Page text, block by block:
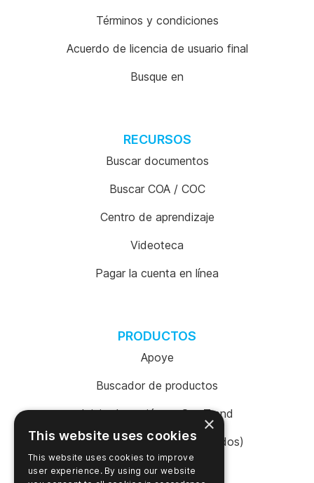
Términos y condiciones
Acuerdo de licencia de usuario final
Busque en
RECURSOS
Buscar documentos
Buscar COA / COC
Centro de aprendizaje
Videoteca
Pagar la cuenta en línea
PRODUCTOS
Apoye
Buscador de productos
Inicio de sesión en SureTrend
Tienda en línea (Estados Unidos)
Tienda en línea (Australia)
×
This website uses cookies
This website uses cookies to improve
user experience. By using our website